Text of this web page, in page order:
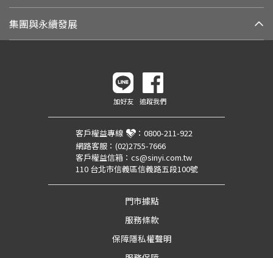
集團與永續發展
加好友 追蹤我們
客戶權益專線 ： 0800-211-922
網路客服： (02)2755-7666
客戶權益信箱： cs@sinyi.com.tw
110 台北市信義區信義路五段100號
門市據點
服務條款
保障隱私權聲明